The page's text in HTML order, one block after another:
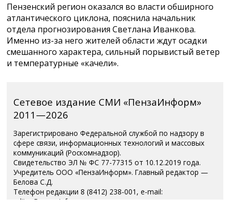
Пензенский регион оказался во власти обширного
атлантического циклона, пояснила начальник
отдела прогнозирования Светлана Иванкова.
Именно из-за него жителей области ждут осадки
смешанного характера, сильный порывистый ветер
и температурные «качели».
Сетевое издание СМИ «ПензаИнформ»
2011—2026
Зарегистрировано Федеральной службой по надзору в
сфере связи, информационных технологий и массовых
коммуникаций (Роскомнадзор).
Свидетельство ЭЛ № ФС 77-77315 от 10.12.2019 года.
Учредитель ООО «ПензаИнформ». Главный редактор —
Белова С.Д.
Телефон редакции 8 (8412) 238-001, e-mail:
editor@penzainform.ru